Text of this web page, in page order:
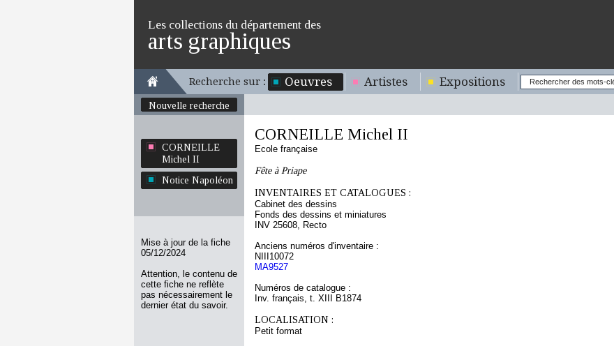
Les collections du département des
arts graphiques
Recherche sur : Oeuvres Artistes Expositions
Nouvelle recherche
CORNEILLE
Michel II
Notice Napoléon
Mise à jour de la fiche
05/12/2024
Attention, le contenu de
cette fiche ne reflète
pas nécessairement le
dernier état du savoir.
CORNEILLE Michel II
Ecole française
Fête à Priape
INVENTAIRES ET CATALOGUES :
Cabinet des dessins
Fonds des dessins et miniatures
INV 25608, Recto
Anciens numéros d'inventaire :
NIII10072
MA9527
Numéros de catalogue :
Inv. français, t. XIII B1874
LOCALISATION :
Petit format